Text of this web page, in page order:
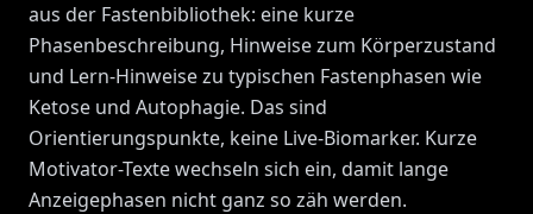
aus der Fastenbibliothek: eine kurze
Phasenbeschreibung, Hinweise zum Körperzustand
und Lern-Hinweise zu typischen Fastenphasen wie
Ketose und Autophagie. Das sind
Orientierungspunkte, keine Live-Biomarker. Kurze
Motivator-Texte wechseln sich ein, damit lange
Anzeigephasen nicht ganz so zäh werden.